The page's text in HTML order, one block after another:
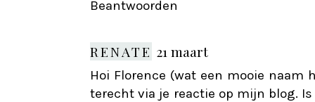
Beantwoorden
RENATE 21 maart
Hoi Florence (wat een mooie
terecht via je reactie op mijn blog.